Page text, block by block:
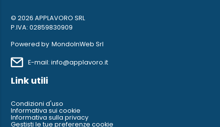
© 2026 APPLAVORO SRL
P.IVA: 02859830909
Powered by MondoInWeb Srl
E-mail: info@applavoro.it
Link utili
Condizioni d'uso
Informativa sui cookie
Informativa sulla privacy
Gestisti le tue preferenze cookie